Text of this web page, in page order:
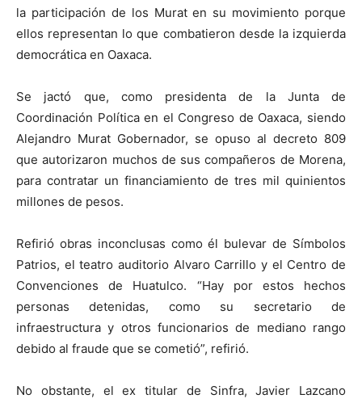
la participación de los Murat en su movimiento porque
ellos representan lo que combatieron desde la izquierda
democrática en Oaxaca.
Se jactó que, como presidenta de la Junta de
Coordinación Política en el Congreso de Oaxaca, siendo
Alejandro Murat Gobernador, se opuso al decreto 809
que autorizaron muchos de sus compañeros de Morena,
para contratar un financiamiento de tres mil quinientos
millones de pesos.
Refirió obras inconclusas como él bulevar de Símbolos
Patrios, el teatro auditorio Alvaro Carrillo y el Centro de
Convenciones de Huatulco. “Hay por estos hechos
personas detenidas, como su secretario de
infraestructura y otros funcionarios de mediano rango
debido al fraude que se cometió”, refirió.
No obstante, el ex titular de Sinfra, Javier Lazcano